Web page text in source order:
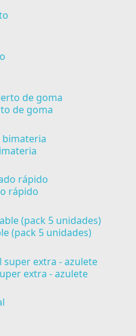
de goma
rápido
(pack 5 unidades)
extra - azulete